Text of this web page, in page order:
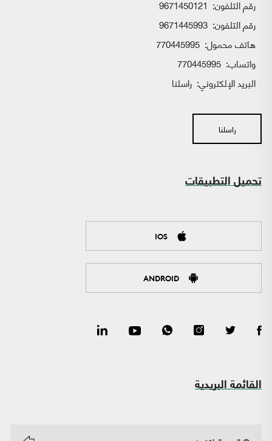
رقم التلفون: 9671450121
رقم التلفون: 9671445993
هاتف محمول: 770445995
واتساب:
البريد الإلكتروني: راسلنا
راسلنا
تحميل التطبيقات
IOS
ANDROID
القائمة البريدية